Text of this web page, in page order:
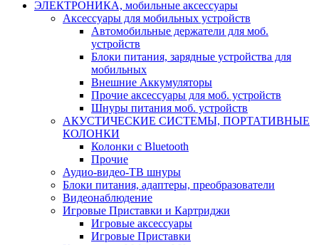
ЭЛЕКТРОНИКА, мобильные аксессуары
Аксессуары для мобильных устройств
Автомобильные держатели для моб.
устройств
Блоки питания, зарядные устройства для
мобильных
Внешние Аккумуляторы
Прочие аксессуары для моб. устройств
Шнуры питания моб. устройств
АКУСТИЧЕСКИЕ СИСТЕМЫ, ПОРТАТИВНЫЕ
КОЛОНКИ
Колонки с Bluetooth
Прочие
Аудио-видео-ТВ шнуры
Блоки питания, адаптеры, преобразователи
Видеонаблюдение
Игровые Приставки и Картриджи
Игровые аксессуары
Игровые Приставки